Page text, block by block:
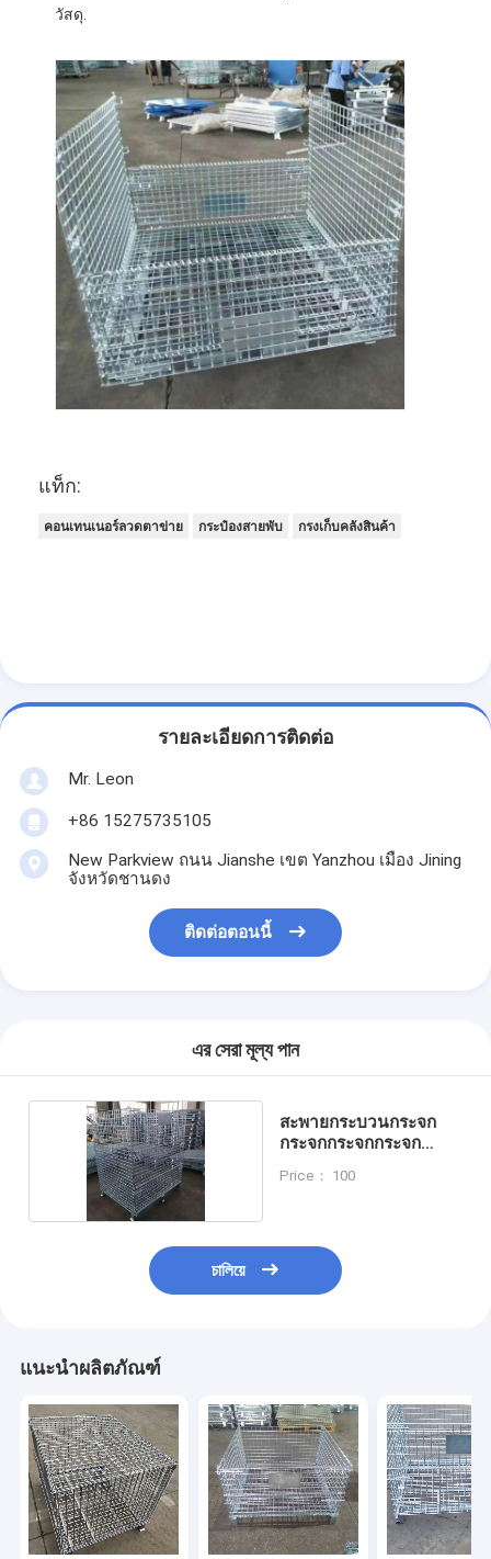
วัสดุ.
แท็ก:
คอนเทนเนอร์ลวดตาข่าย กระป๋องสายพับ กรงเก็บคลังสินค้า
รายละเอียดการติดต่อ
Mr. Leon
+86 15275735105
New Parkview ถนน Jianshe เขต Yanzhou เมือง Jining
จังหวัดชานดง
ติดต่อตอนนี้
এর সেরা মূল্য পান
สะพายกระบวนกระจก
กระจกกระจกกระจก
Price： 100
চালিয়ে
แนะนำผลิตภัณฑ์